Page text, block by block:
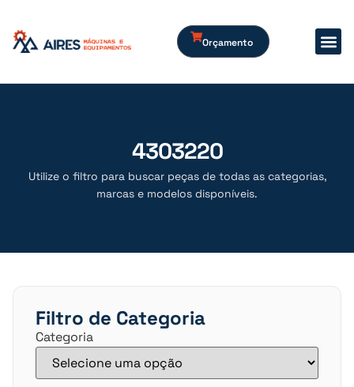
Orçamento
4303220
Utilize o filtro para buscar peças de todas as categorias,
marcas e modelos disponíveis.
Filtro de Categoria
Categoria